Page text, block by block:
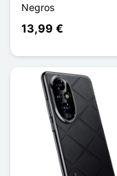
Negros
13,99 €